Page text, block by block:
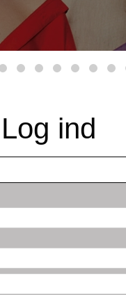
Log ind